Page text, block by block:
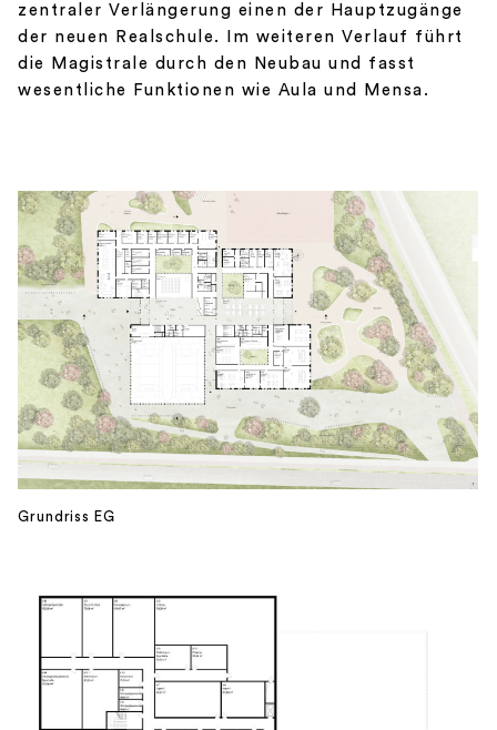
zentraler Verlängerung einen der Hauptzugänge
der neuen Realschule. Im weiteren Verlauf führt
die Magistrale durch den Neubau und fasst
wesentliche Funktionen wie Aula und Mensa.
Grundriss EG